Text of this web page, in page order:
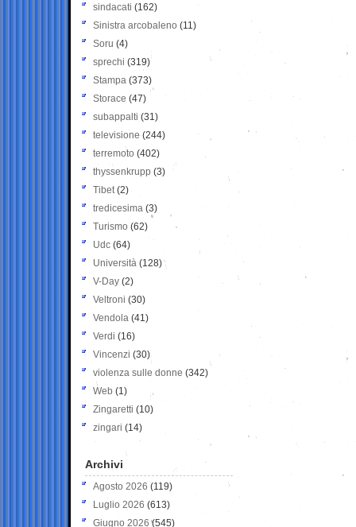
sindacati (162)
Sinistra arcobaleno (11)
Soru (4)
sprechi (319)
Stampa (373)
Storace (47)
subappalti (31)
televisione(244)
terremoto (402)
thyssenkrupp (3)
Tibet(2)
tredicesima (3)
Turismo (62)
Udc (64)
Università (128)
V-Day (2)
Veltroni (30)
Vendola (41)
Verdi (16)
Vincenzi (30)
violenza sulle donne (342)
Web (1)
Zingaretti (10)
zingari (14)
Archivi
Agosto 2026 (119)
Luglio 2026 (613)
Giugno 2026 (545)